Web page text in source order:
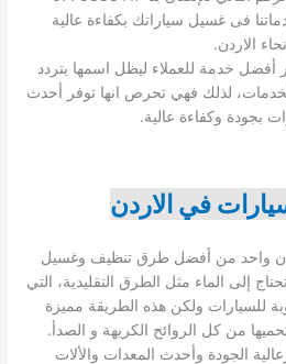
فى غسيل سياراتك بكفاءة عالية
الاردن.
أفضل خدمة للعملاء ليظل اسمها يتردد
لذلك فهي تحرص انها توفر أحدث
بجودة وكفاءة عالية.
في الاردن
واحد من أفضل طرق تنظيف وغسيل
إلى الماء مثل الطرق التقليدية، التي
للسيارات ولكن هذه الطريقة مميزة
من كل الروائح الكريهة و الصدأ.
الجودة وأحدث المعدات والألات